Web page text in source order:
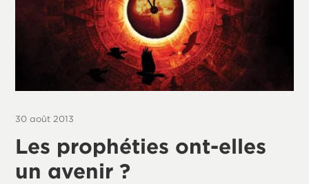
30 août 2013
Les prophéties ont-elles
un avenir ?